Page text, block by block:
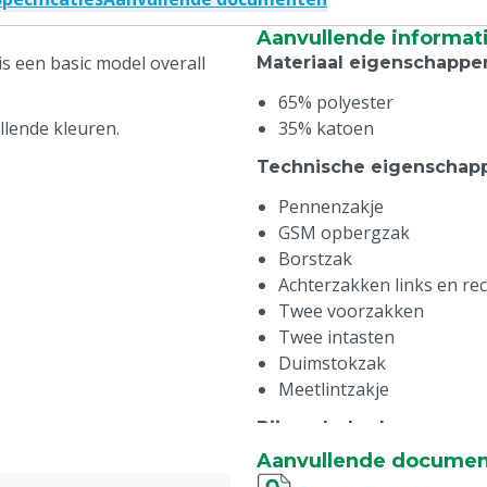
een basic model overall
kleuren.
Aanvullende
Materiaal
65% polyester
35% katoen
Technische
Pennenzakje
GSM opbergzak
Borstzak
Achterzakken links en
Twee voorzakken
Twee intasten
Duimstokzak
Meetlintzakje
Bijzonderheden
Voorzien van MS
Aanvullende